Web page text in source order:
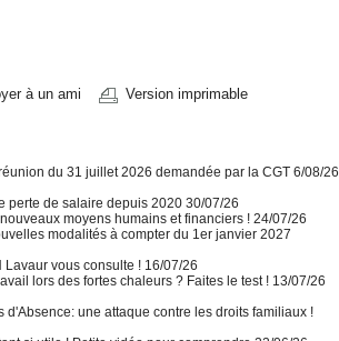
à un ami Version imprimable
du 31 juillet 2026 demandée par la CGT 6/08/26
perte de salaire depuis 2020 30/07/26
moyens humains et financiers ! 24/07/26
modalités à compter du 1er janvier 2027
vous consulte ! 16/07/26
lors des fortes chaleurs ? Faites le test ! 13/07/26
d'Absence: une attaque contre les droits familiaux !